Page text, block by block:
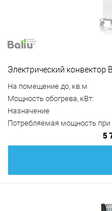
Электрический конвектор
На помещение до, кв.м
Мощность обогрева, кВт:
Назначение
Потребляемая мощность при
5